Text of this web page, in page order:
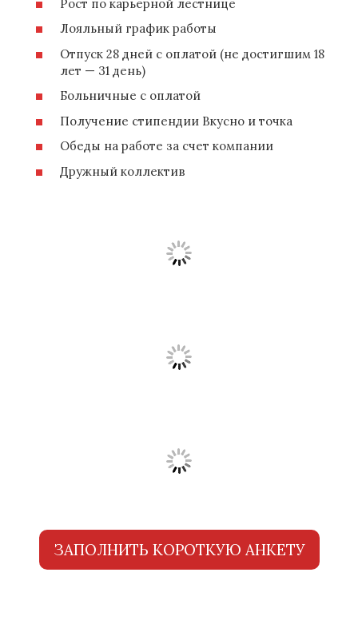
Рост по карьерной лестнице
Лояльный график работы
Отпуск 28 дней с оплатой (не достигшим 18
лет — 31 день)
Больничные с оплатой
Получение стипендии Вкусно и точка
Обеды на работе за счет компании
Дружный коллектив
ЗАПОЛНИТЬ КОРОТКУЮ АНКЕТУ